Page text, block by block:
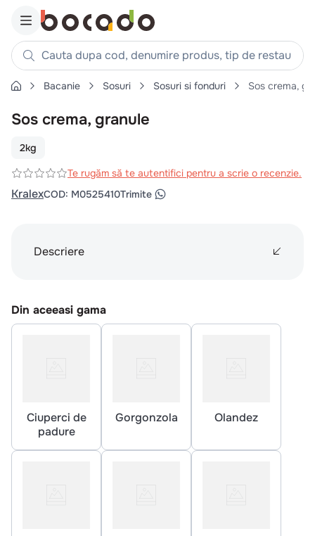
Cauta dupa cod, denumire produs, tip de restaurant,
Căutări populare
1. cartofi
.
4
chifle
ceafa
10.pizza
Bacanie Sosuri Sosuri si fonduri Sos crema,
Sos crema, granule
2kg
Te rugăm să te autentifici pentru a scrie o recenzie.
KralexCOD: M0525410Trimite
Descriere
Din aceeasi gama
Ciuperci de
padure
Gorgonzola Olandez